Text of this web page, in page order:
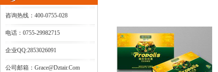
咨询热线：400-0755-028
电话：0755-29982715
企业QQ:2853026091
公司邮箱：grace@dztair.com